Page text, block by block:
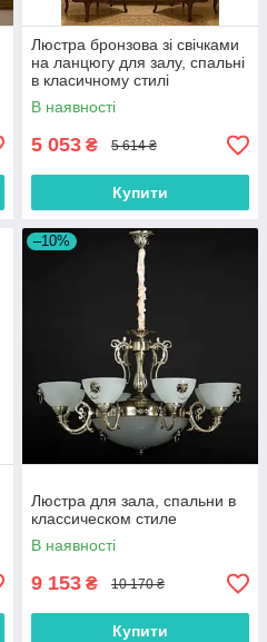
Люстра бронзова зі свічками
на ланцюгу для залу, спальні
в класичному стилі
В наявності
5 053 ₴ 5 614 ₴
Купити
–10%
Люстра для зала, спальни в
классическом стиле
В наявності
9 153 ₴ 10 170 ₴
Купити